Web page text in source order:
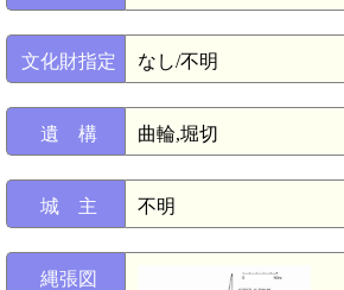
文化財指定 なし/不明
遺 構 曲輪,堀切
城 主 不明
縄張図